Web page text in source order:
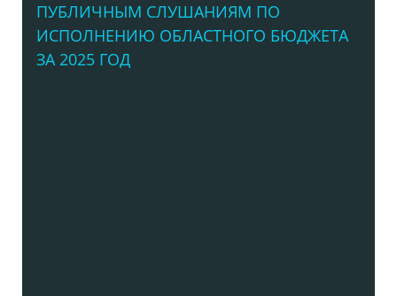
ПУБЛИЧНЫМ СЛУШАНИЯМ ПО
ИСПОЛНЕНИЮ ОБЛАСТНОГО БЮДЖЕТА
ЗА 2025 ГОД